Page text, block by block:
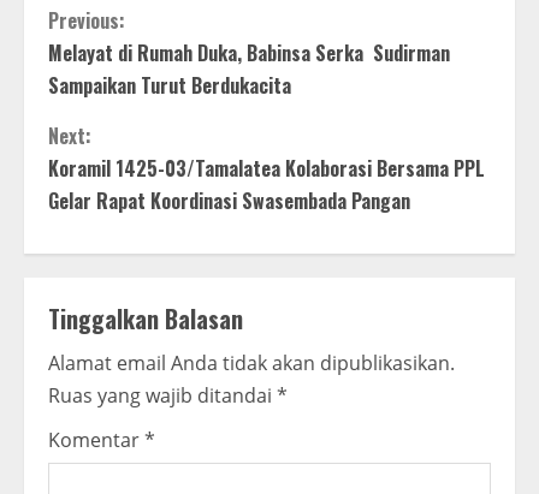
C
o
n
t
u
e
R
Previous:
Melayat di Rumah Duka, Babinsa Serka Sudirman
Sampaikan Turut Berdukacita
Next:
Koramil 1425-03/Tamalatea Kolaborasi Bersama PPL
Gelar Rapat Koordinasi Swasembada Pangan
Tinggalkan Balasan
Alamat email Anda tidak akan dipublikasikan.
Ruas yang wajib ditandai *
Komentar*